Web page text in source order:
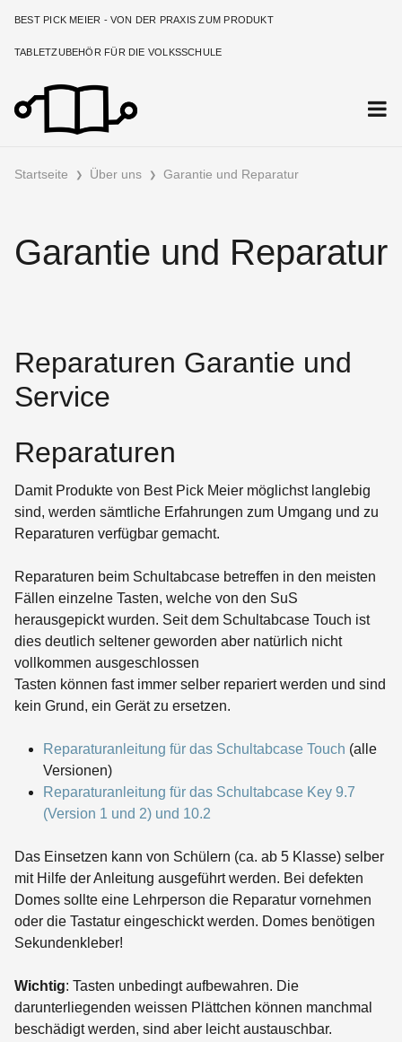
BEST PICK MEIER - VON DER PRAXIS ZUM PRODUKT
TABLETZUBEHÖR FÜR DIE VOLKSSCHULE
Startseite Über uns Garantie und Reparatur
Garantie und Reparatur
Reparaturen Garantie und
Service
Reparaturen
Damit Produkte von Best Pick Meier möglichst langlebig
sind, werden sämtliche Erfahrungen zum Umgang und zu
Reparaturen verfügbar gemacht.
Reparaturen beim Schultabcase betreffen in den meisten
Fällen einzelne Tasten, welche von den SuS
herausgepickt wurden. Seit dem Schultabcase Touch ist
dies deutlich seltener geworden aber natürlich nicht
vollkommen ausgeschlossen
Tasten können fast immer selber repariert werden und sind
kein Grund, ein Gerät zu ersetzen.
Reparaturanleitung für das Schultabcase Touch (alle
Versionen)
Reparaturanleitung für das Schultabcase Key 9.7
(Version 1 und 2) und 10.2
Das Einsetzen kann von Schülern (ca. ab 5 Klasse) selber
mit Hilfe der Anleitung ausgeführt werden. Bei defekten
Domes sollte eine Lehrperson die Reparatur vornehmen
oder die Tastatur eingeschickt werden. Domes benötigen
Sekundenkleber!
Wichtig: Tasten unbedingt aufbewahren. Die
darunterliegenden weissen Plättchen können manchmal
beschädigt werden, sind aber leicht austauschbar.